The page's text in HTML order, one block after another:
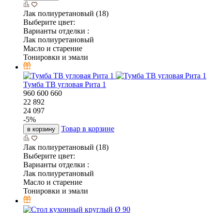
Лак полиуретановый (18)
Выберите цвет:
Варианты отделки :
Лак полиуретановый
Масло и старение
Тонировки и эмали
Тумба ТВ угловая Рита 1
960 600 660
22 892
24 097
-5%
в корзину Товар в корзине
Лак полиуретановый (18)
Выберите цвет:
Варианты отделки :
Лак полиуретановый
Масло и старение
Тонировки и эмали